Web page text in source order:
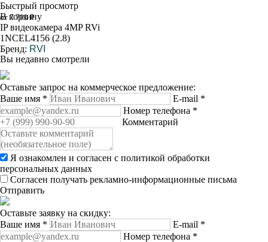
Быстрый просмотр
В корзину
от 7 700 ₽
IP видеокамера 4MP RVi
1NCEL4156 (2.8)
Бренд: RVI
Вы недавно смотрели
Оставьте запрос на коммерческое предложение:
Ваше имя * E-mail *
Номер телефона *
Комментарий
Я ознакомлен и согласен с политикой обработки
персональных данных
Согласен получать рекламно-информационные письма
Отправить
Оставьте заявку на скидку:
Ваше имя * E-mail *
Номер телефона *